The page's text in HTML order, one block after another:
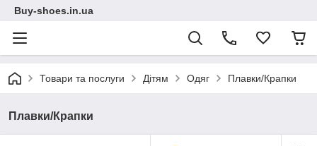
Buy-shoes.in.ua
Товари та послуги Дітям Одяг Плавки/Крапки
Плавки/Крапки